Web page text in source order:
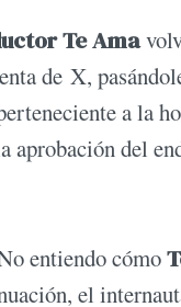
Te Ama
de X,
a la
aprobación del
entiendo cómo
el